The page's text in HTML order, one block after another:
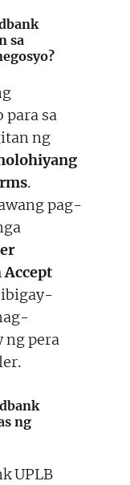
sa
para sa
ng
.
pag-
Accept
ng pera
ng
UPLB